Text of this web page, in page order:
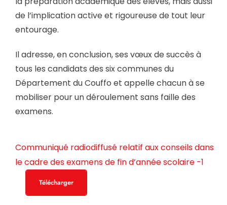
de l’implication active et rigoureuse de tout leur
entourage.
Il adresse, en conclusion, ses vœux de succès à
tous les candidats des six communes du
Département du Couffo et appelle chacun à se
mobiliser pour un déroulement sans faille des
examens.
Communiqué radiodiffusé relatif aux conseils dans
le cadre des examens de fin d’année scolaire -1
Télécharger